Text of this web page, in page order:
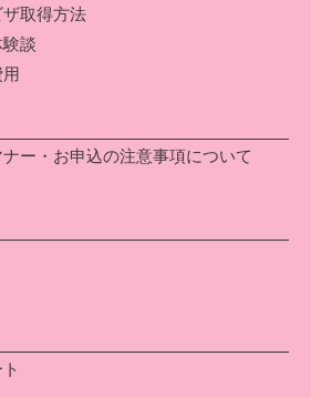
取得方法
談
ー・お申込の注意事項について